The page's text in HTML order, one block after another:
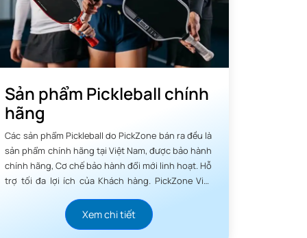
Sản phẩm Pickleball chính
hãng
Các sản phẩm Pickleball do PickZone bán ra đều là
sản phẩm chính hãng tại Việt Nam, được bảo hành
chính hãng, Cơ chế bảo hành đổi mới linh hoạt. Hỗ
trợ tối đa lợi ích của Khách hàng. PickZone Việt
Xem chi tiết